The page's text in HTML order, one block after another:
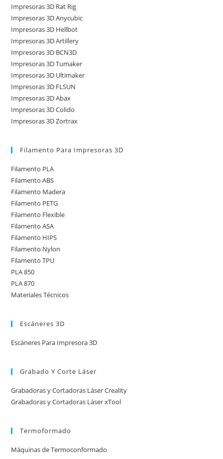
Impresoras 3D Rat Rig
Impresoras 3D Anycubic
Impresoras 3D Hellbot
Impresoras 3D Artillery
Impresoras 3D BCN3D
Impresoras 3D Tumaker
Impresoras 3D Ultimaker
Impresoras 3D FLSUN
Impresoras 3D Abax
Impresoras 3D Colido
Impresoras 3D Zortrax
Filamento Para Impresoras 3D
Filamento PLA
Filamento ABS
Filamento Madera
Filamento PETG
Filamento Flexible
Filamento ASA
Filamento HIPS
Filamento Nylon
Filamento TPU
PLA 850
PLA 870
Materiales Técnicos
Escáneres 3D
Escáneres Para Impresora 3D
Grabado Y Corte Láser
Grabadoras y Cortadoras Láser Creality
Grabadoras y Cortadoras Láser xTool
Termoformado
Máquinas de Termoconformado